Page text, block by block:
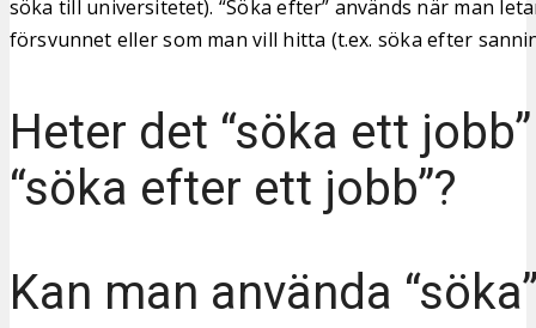
söka till universitetet). “Söka efter” används när man
försvunnet eller som man vill hitta (t.ex. söka efter
Heter det “söka ett
“söka efter ett jobb”?
Kan man använda